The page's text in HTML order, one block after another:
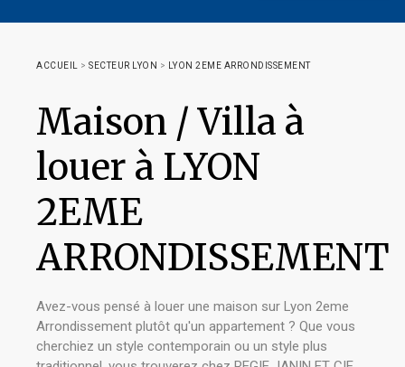
ACCUEIL > SECTEUR LYON > LYON 2EME ARRONDISSEMENT
Maison / Villa à
louer à LYON
2EME
ARRONDISSEMENT
Avez-vous pensé à louer une maison sur Lyon 2eme
Arrondissement plutôt qu'un appartement ? Que vous
cherchiez un style contemporain ou un style plus